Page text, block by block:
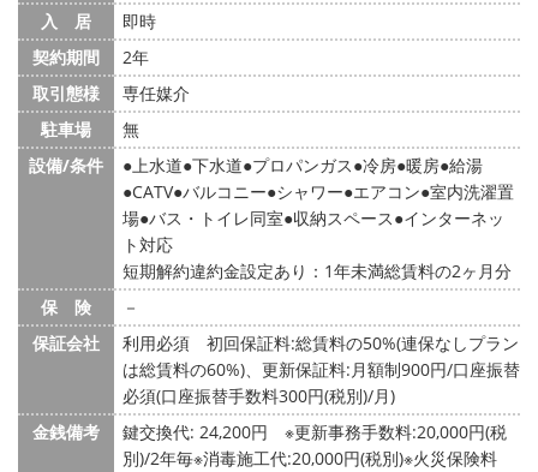
入 居
即時
契約期間
2年
取引態様
専任媒介
駐車場
無
設備/条件
上水道 下水道 プロパンガス 冷房 暖房 給湯
CATV バルコニー シャワー エアコン 室内洗濯置
場 バス・トイレ同室 収納スペース インターネッ
ト対応
短期解約違約金設定あり：1年未満総賃料の2ヶ月分
保 険
－
保証会社
利用必須 初回保証料:総賃料の50%(連保なしプラン
は総賃料の60%)、更新保証料:月額制900円/口座振替
必須(口座振替手数料300円(税別)/月)
金銭備考
鍵交換代: 24,200円
※更新事務手数料:20,000円(税
別)/2年毎※消毒施工代:20,000円(税別)※火災保険料